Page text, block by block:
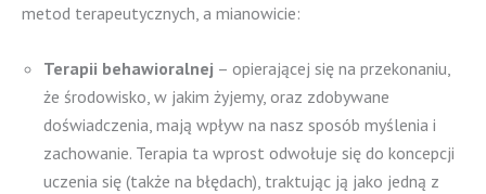
metod terapeutycznych, a mianowicie:
Terapii behawioralnej – opierającej się na przekonaniu,
że środowisko, w jakim żyjemy, oraz zdobywane
doświadczenia, mają wpływ na nasz sposób myślenia i
zachowanie. Terapia ta wprost odwołuje się do koncepcji
uczenia się (także na błędach), traktując ją jako jedną z